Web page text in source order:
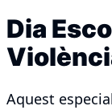
Dia
Aquest